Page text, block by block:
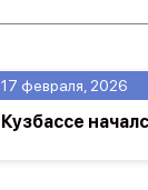
17 февраля, 2026
Кузбассе